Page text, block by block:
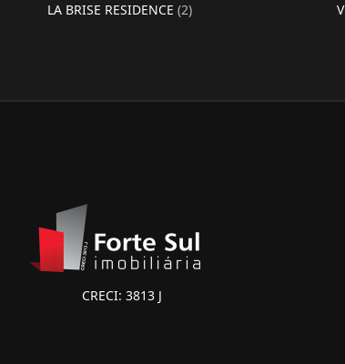
LA BRISE RESIDENCE (2)
CRECI: 3813 J